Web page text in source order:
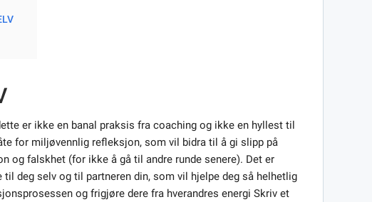
er ikke en banal praksis fra coaching og ikke en hyllest til
for miljøvennlig refleksjon, som vil bidra til å gi slipp på
og falskhet (for ikke å gå til andre runde senere). Det er
deg selv og til partneren din, som vil hjelpe deg så helhetlig
og frigjøre dere fra hverandres energi Skriv et